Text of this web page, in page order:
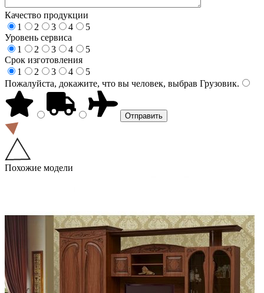
Качество продукции
1
2 3 4
5
Уровень сервиса
1
2 3 4
5
Срок изготовления
1
2 3 4
5
Пожалуйста, докажите, что вы человек, выбрав Грузовик.
Похожие модели